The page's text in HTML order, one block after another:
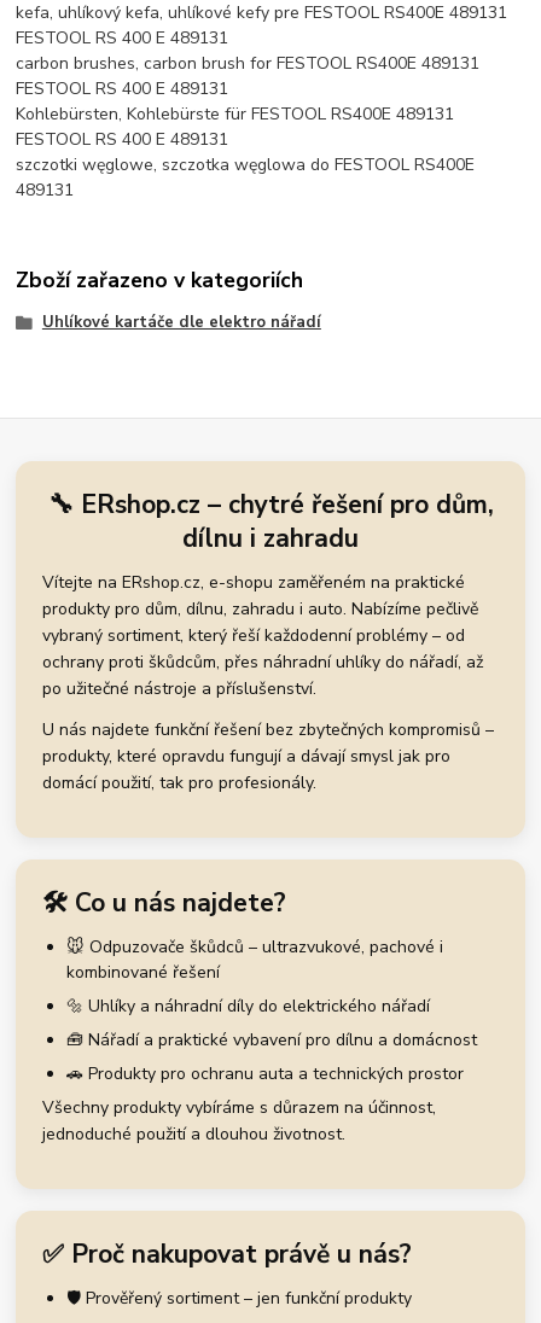
kefa, uhlíkový kefa, uhlíkové kefy pre FESTOOL RS400E 489131
FESTOOL RS 400 E 489131
carbon brushes, carbon brush for FESTOOL RS400E 489131
FESTOOL RS 400 E 489131
Kohlebürsten, Kohlebürste für FESTOOL RS400E 489131
FESTOOL RS 400 E 489131
szczotki węglowe, szczotka węglowa do FESTOOL RS400E
489131
Zboží zařazeno v kategoriích
Uhlíkové kartáče dle elektro nářadí
🔧 ERshop.cz – chytré řešení pro dům,
dílnu i zahradu
Vítejte na ERshop.cz, e-shopu zaměřeném na praktické
produkty pro dům, dílnu, zahradu i auto. Nabízíme pečlivě
vybraný sortiment, který řeší každodenní problémy – od
ochrany proti škůdcům, přes náhradní uhlíky do nářadí, až
po užitečné nástroje a příslušenství.
U nás najdete funkční řešení bez zbytečných kompromisů –
produkty, které opravdu fungují a dávají smysl jak pro
domácí použití, tak pro profesionály.
🛠️ Co u nás najdete?
🐭 Odpuzovače škůdců – ultrazvukové, pachové i
kombinované řešení
🔩 Uhlíky a náhradní díly do elektrického nářadí
🧰 Nářadí a praktické vybavení pro dílnu a domácnost
🚗 Produkty pro ochranu auta a technických prostor
Všechny produkty vybíráme s důrazem na účinnost,
jednoduché použití a dlouhou životnost.
✅ Proč nakupovat právě u nás?
🛡️ Prověřený sortiment – jen funkční produkty